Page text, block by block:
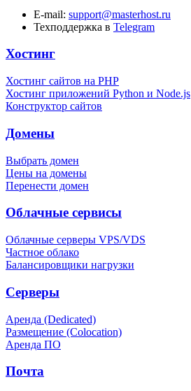
E-mail: support@masterhost.ru
Техподдержка в Telegram
Хостинг
Хостинг сайтов на PHP
Хостинг приложений Python и Node.js
Конструктор сайтов
Домены
Выбрать домен
Цены на домены
Перенести домен
Облачные сервисы
Облачные серверы VPS/VDS
Частное облако
Балансировщики нагрузки
Серверы
Аренда (Dedicated)
Размещение (Colocation)
Аренда ПО
Почта